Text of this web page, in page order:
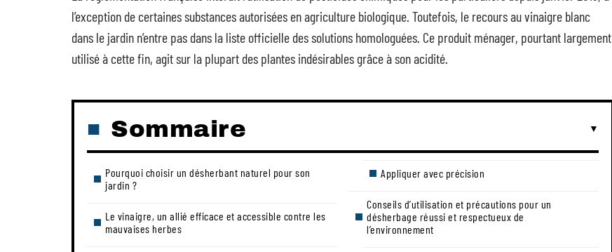
l’exception de certaines substances autorisées en agriculture biologique. Toutefois, le recours au vinaigre blanc
dans le jardin n’entre pas dans la liste officielle des solutions homologuées. Ce produit ménager, pourtant largement
utilisé à cette fin, agit sur la plupart des plantes indésirables grâce à son acidité.
Sommaire
Pourquoi choisir un désherbant naturel pour son
jardin ?
Le vinaigre, un allié efficace et accessible contre les
mauvaises herbes
Appliquer avec précision
Conseils d’utilisation et précautions pour un
désherbage réussi et respectueux de
l’environnement